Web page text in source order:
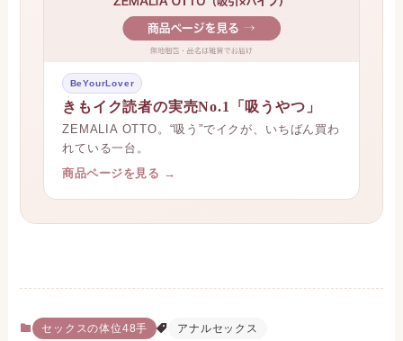
BeYourLover
きもイク読者の実売No.1「吸うやつ」
ZEMALIA OTTO。“吸う”でイクが、いちばん買わ
れている一台。
商品ページを見る →
セックスの体位48手 アナルセックス